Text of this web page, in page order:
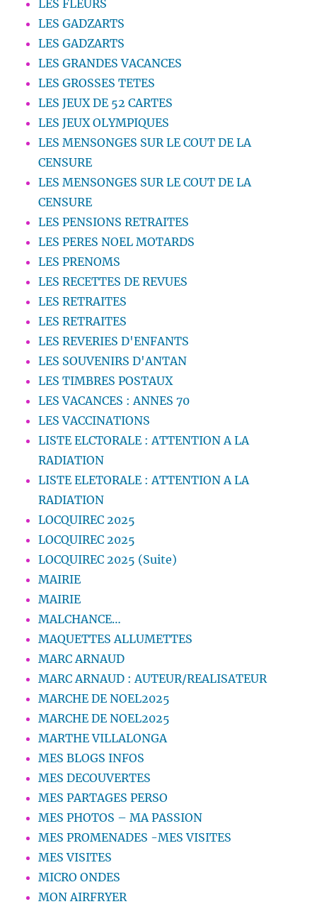
LES FLEURS
LES GADZARTS
LES GADZARTS
LES GRANDES VACANCES
LES GROSSES TETES
LES JEUX DE 52 CARTES
LES JEUX OLYMPIQUES
LES MENSONGES SUR LE COUT DE LA
CENSURE
LES MENSONGES SUR LE COUT DE LA
CENSURE
LES PENSIONS RETRAITES
LES PERES NOEL MOTARDS
LES PRENOMS
LES RECETTES DE REVUES
LES RETRAITES
LES RETRAITES
LES REVERIES D'ENFANTS
LES SOUVENIRS D'ANTAN
LES TIMBRES POSTAUX
LES VACANCES : ANNES 70
LES VACCINATIONS
LISTE ELCTORALE : ATTENTION A LA
RADIATION
LISTE ELETORALE : ATTENTION A LA
RADIATION
LOCQUIREC 2025
LOCQUIREC 2025
LOCQUIREC 2025 (Suite)
MAIRIE
MAIRIE
MALCHANCE…
MAQUETTES ALLUMETTES
MARC ARNAUD
MARC ARNAUD : AUTEUR/REALISATEUR
MARCHE DE NOEL2025
MARCHE DE NOEL2025
MARTHE VILLALONGA
MES BLOGS INFOS
MES DECOUVERTES
MES PARTAGES PERSO
MES PHOTOS – MA PASSION
MES PROMENADES -MES VISITES
MES VISITES
MICRO ONDES
MON AIRFRYER